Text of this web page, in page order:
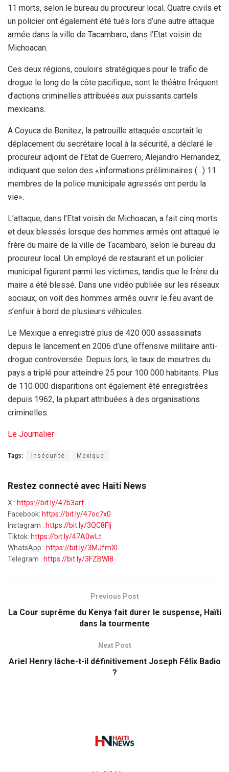
11 morts, selon le bureau du procureur local. Quatre civils et
un policier ont également été tués lors d’une autre attaque
armée dans la ville de Tacambaro, dans l’Etat voisin de
Michoacan.
Ces deux régions, couloirs stratégiques pour le trafic de
drogue le long de la côte pacifique, sont le théâtre fréquent
d’actions criminelles attribuées aux puissants cartels
mexicains.
A Coyuca de Benitez, la patrouille attaquée escortait le
déplacement du secrétaire local à la sécurité, a déclaré le
procureur adjoint de l’Etat de Guerrero, Alejandro Hernandez,
indiquant que selon des «informations préliminaires (…) 11
membres de la police municipale agressés ont perdu la
vie».
L’attaque, dans l’Etat voisin de Michoacan, a fait cinq morts
et deux blessés lorsque des hommes armés ont attaqué le
frère du maire de la ville de Tacambaro, selon le bureau du
procureur local. Un employé de restaurant et un policier
municipal figurent parmi les victimes, tandis que le frère du
maire a été blessé. Dans une vidéo publiée sur les réseaux
sociaux, on voit des hommes armés ouvrir le feu avant de
s’enfuir à bord de plusieurs véhicules.
Le Mexique a enregistré plus de 420 000 assassinats
depuis le lancement en 2006 d’une offensive militaire anti-
drogue controversée. Depuis lors, le taux de meurtres du
pays a triplé pour atteindre 25 pour 100 000 habitants. Plus
de 110 000 disparitions ont également été enregistrées
depuis 1962, la plupart attribuées à des organisations
criminelles.
Le Journalier
Tags: Insécurité Mexique
Restez connecté avec Haiti News
X : https://bit.ly/47b3arf
Facebook: https://bit.ly/47oc7x0
Instagram : https://bit.ly/3QC8FIj
Tiktok: https://bit.ly/47A0wLt
WhatsApp : https://bit.ly/3MJfmXI
Telegram : https://bit.ly/3FZBWI8
Previous Post
La Cour suprême du Kenya fait durer le suspense, Haïti
dans la tourmente
Next Post
Ariel Henry lâche-t-il définitivement Joseph Félix Badio
?